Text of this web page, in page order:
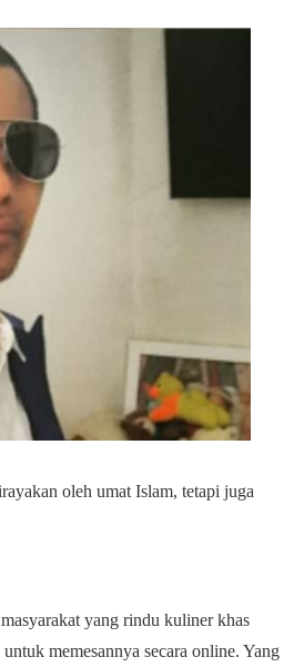
oleh umat Islam, tetapi juga
yang rindu kuliner khas
memesannya secara online. Yang